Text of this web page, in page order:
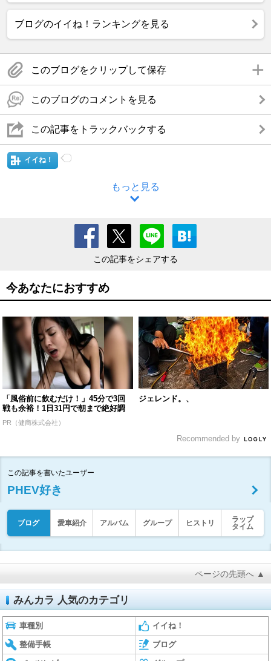
ブログのイイね！ランキングを見る
このブログをクリップして保存
このブログのコメントを見る
この記事をトラックバックする
イイね！
もっと見る
この記事をシェアする
今あなたにおすすめ
「風俗前に飲むだけ！」45分で3回
戦も余裕！1日31円で朝まで絶好調
PR（健商株式会社）
ジェレンド。、
Recommended by
この記事を書いたユーザー
PHEV好き
ブログ 愛車紹介 アルバム グループ ヒストリ
ラップ
タイム
ページの先頭へ ▲
みんカラ 人気のカテゴリ
車種別 イイね！
整備手帳 ブログ